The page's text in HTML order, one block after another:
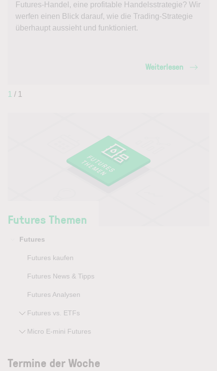
Futures-Handel, eine profitable Handelsstrategie? Wir
werfen einen Blick darauf, wie die Trading-Strategie
überhaupt aussieht und funktioniert.
Weiterlesen
1 / 1
Futures Themen
Futures
Futures kaufen
Futures News & Tipps
Futures Analysen
Futures vs. ETFs
Micro E-mini Futures
Termine der Woche